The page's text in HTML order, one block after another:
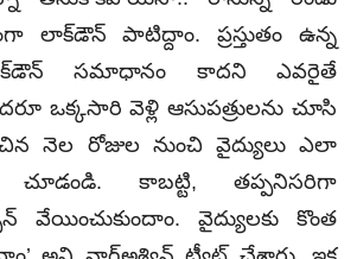
లాక్‌డౌన్‌ పాటిద్దాం. ప్రస్తుతం ఉన్న
లాక్‌డౌన్‌ సమాధానం కాదని ఎవరైతే
ఒక్కసారి వెళ్లి ఆసుపత్రులను చూసి
నెల రోజుల నుంచి వైద్యులు ఎలా
చూడండి. కాబట్టి, తప్పనిసరిగా
వేయించుకుందాం. వైద్యులకు కొంత